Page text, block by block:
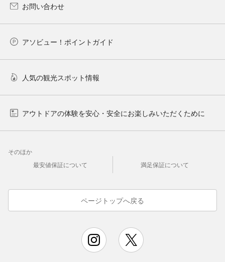
お問い合わせ
アソビュー！ポイントガイド
人気の観光スポット情報
アウトドアの体験を安心・安全にお楽しみいただくために
そのほか
最安値保証について
満足保証について
ページトップへ戻る